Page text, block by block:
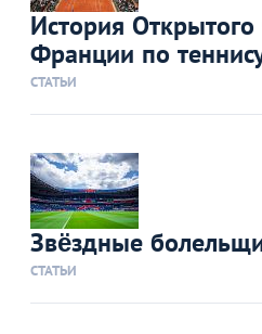
История
Франции по
СТАТЬИ
Звёздные
СТАТЬИ